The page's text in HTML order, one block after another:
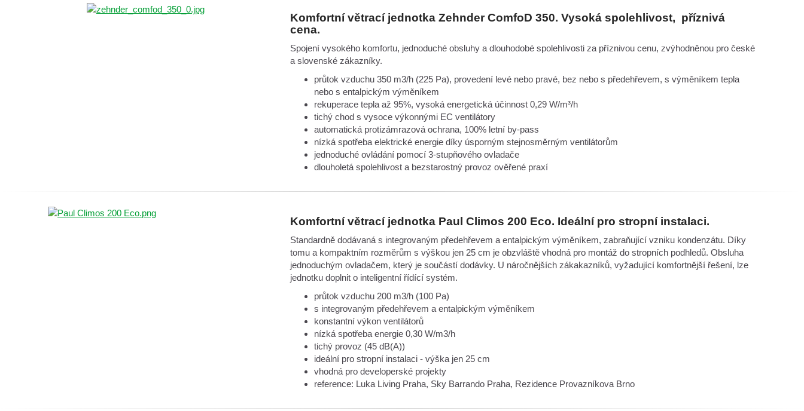
Komfortní větrací jednotka Zehnder ComfoD 350. Vysoká spolehlivost, příznivá
cena.
Spojení vysokého komfortu, jednoduché obsluhy a dlouhodobé spolehlivosti za příznivou cenu, zvýhodněnou pro české
a slovenské zákazníky.
průtok vzduchu 350 m3/h (225 Pa), provedení levé nebo pravé, bez nebo s předehřevem, s výměníkem tepla
nebo s entalpickým výměníkem
rekuperace tepla až 95%, vysoká energetická účinnost 0,29 W/m³/h
tichý chod s vysoce výkonnými EC ventilátory
automatická protizámrazová ochrana, 100% letní by-pass
nízká spotřeba elektrické energie díky úsporným stejnosměrným ventilátorům
jednoduché ovládání pomocí 3-stupňového ovladače
dlouholetá spolehlivost a bezstarostný provoz ověřené praxí
Komfortní větrací jednotka Paul Climos 200 Eco. Ideální pro stropní instalaci.
Standardně dodávaná s integrovaným předehřevem a entalpickým výměníkem, zabraňující vzniku kondenzátu. Díky
tomu a kompaktním rozměrům s výškou jen 25 cm je obzvláště vhodná pro montáž do stropních podhledů. Obsluha
jednoduchým ovladačem, který je součástí dodávky. U náročnějších zákakazníků, vyžadující komfortnější řešení, lze
jednotku doplnit o inteligentní řídící systém.
průtok vzduchu 200 m3/h (100 Pa)
s integrovaným předehřevem a entalpickým výměníkem
konstantní výkon ventilátorů
nízká spotřeba energie 0,30 W/m3/h
tichý provoz (45 dB(A))
ideální pro stropní instalaci - výška jen 25 cm
vhodná pro developerské projekty
reference: Luka Living Praha, Sky Barrando Praha, Rezidence Provazníkova Brno